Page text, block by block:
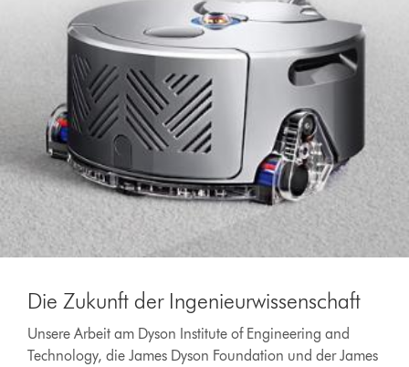
Die Zukunft der Ingenieurwissenschaft
Unsere Arbeit am Dyson Institute of Engineering and
Technology, die James Dyson Foundation und der James